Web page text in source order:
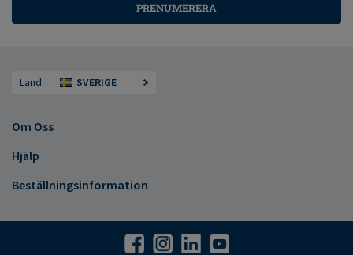
PRENUMERERA
Land SVERIGE
Om Oss
Hjälp
Beställningsinformation